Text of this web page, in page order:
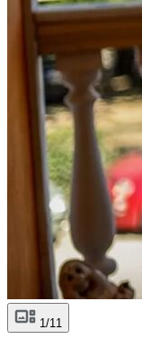
1/11